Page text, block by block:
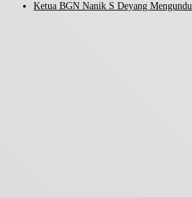
Ketua BGN Nanik S Deyang